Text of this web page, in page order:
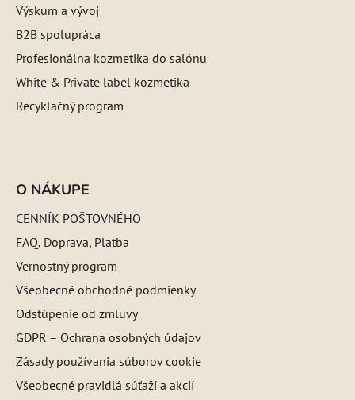
Výskum a vývoj
B2B spolupráca
Profesionálna kozmetika do salónu
White & Private label kozmetika
Recyklačný program
O NÁKUPE
CENNÍK POŠTOVNÉHO
FAQ, Doprava, Platba
Vernostný program
Všeobecné obchodné podmienky
Odstúpenie od zmluvy
GDPR – Ochrana osobných údajov
Zásady používania súborov cookie
Všeobecné pravidlá súťaží a akcií